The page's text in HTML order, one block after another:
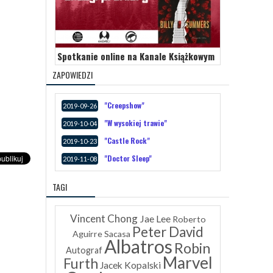
Spotkanie online na Kanale Książkowym
ZAPOWIEDZI
2019-09-26 "Creepshow"
2019-10-04 "W wysokiej trawie"
2019-10-23 "Castle Rock"
2019-11-08 "Doctor Sleep"
TAGI
Vincent Chong Jae Lee Roberto
Aguirre Sacasa Peter David
Autograf Albatros Robin
Furth Jacek Kopalski Marvel